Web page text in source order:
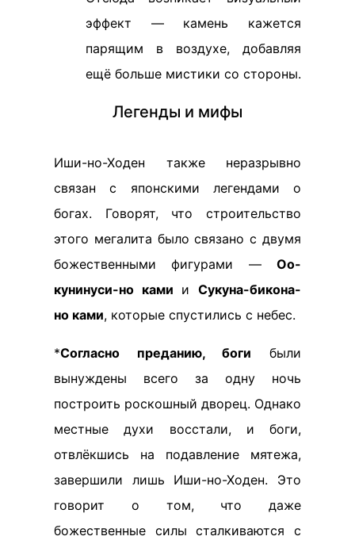
эффект — камень кажется
парящим в воздухе, добавляя
ещё больше мистики со стороны.
Легенды и мифы
Иши-но-Ходен также неразрывно
связан с японскими легендами о
богах. Говорят, что строительство
этого мегалита было связано с двумя
божественными фигурами — Оо-
кунинуси-но ками иСукуна-бикона-
но ками, которые спустились с небес.
*Согласно преданию, боги были
вынуждены всего за одну ночь
построить роскошный дворец. Однако
местные духи восстали, и боги,
отвлёкшись на подавление мятежа,
завершили лишь Иши-но-Ходен. Это
говорит о том, что даже
божественные силы сталкиваются с